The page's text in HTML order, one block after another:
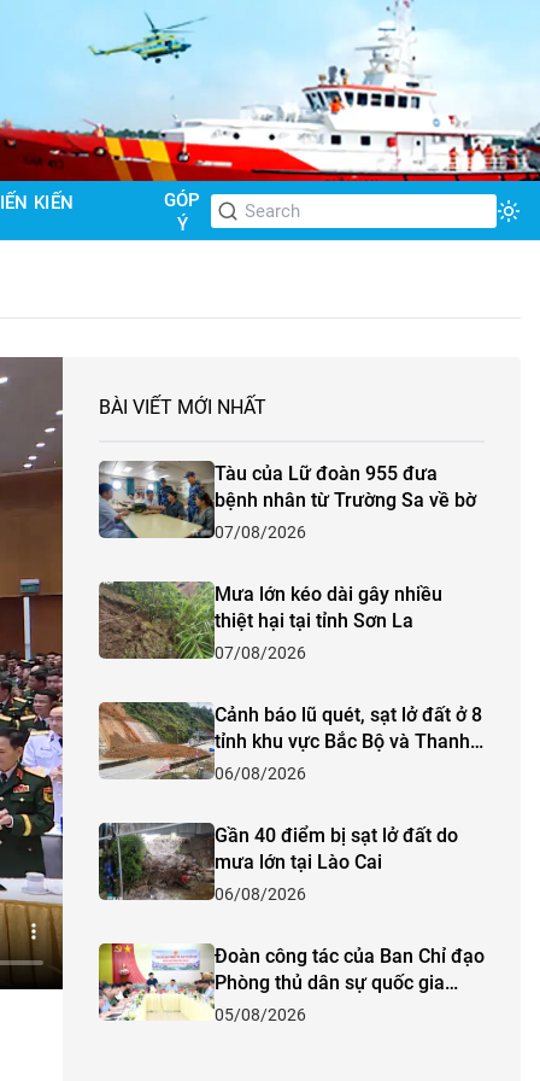
KIẾN
GÓP
Ý
BÀI VIẾT MỚI NHẤT
Tàu của Lữ đoàn 955 đưa
bệnh nhân từ Trường Sa về bờ
07/08/2026
Mưa lớn kéo dài gây nhiều
thiệt hại tại tỉnh Sơn La
07/08/2026
Cảnh báo lũ quét, sạt lở đất ở 8
tỉnh khu vực Bắc Bộ và Thanh
Hóa
06/08/2026
Gần 40 điểm bị sạt lở đất do
mưa lớn tại Lào Cai
06/08/2026
Đoàn công tác của Ban Chỉ đạo
Phòng thủ dân sự quốc gia
kiểm tra công tác phòng,
05/08/2026